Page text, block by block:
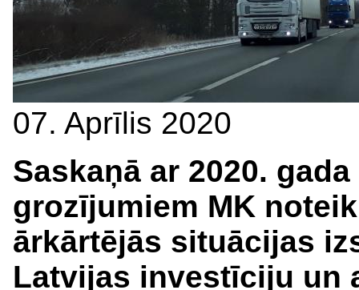
07. Aprīlis 2020
Saskaņā ar 2020.
grozījumiem MK
ārkārtējās situācijas
Latvijas investīciju un